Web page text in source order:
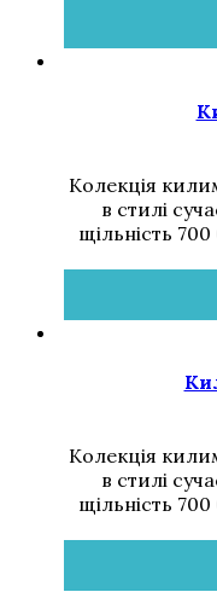
Колекція
в стилі
щільність
Колекція
в стилі
щільність